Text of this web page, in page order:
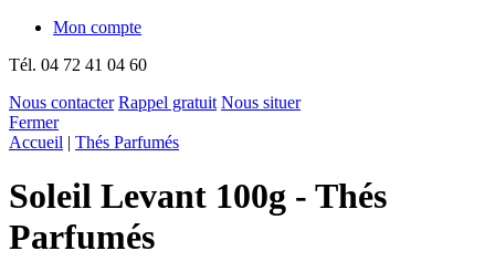
THE CHA
YUAN
INTERNATIONAL
Mon compte
Tél. 04 72 41 04 60
Nous contacter Rappel gratuit Nous situer
Fermer
Accueil | Thés Parfumés
Soleil Levant 100g - Thés
Parfumés